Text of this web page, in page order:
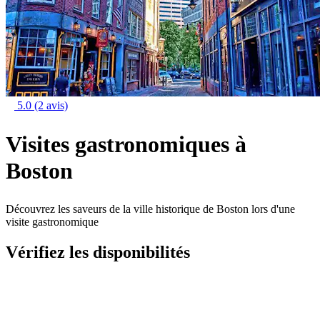
5.0 (2 avis)
Visites gastronomiques à
Boston
Découvrez les saveurs de la ville historique de Boston lors d'une
visite gastronomique
Vérifiez les disponibilités